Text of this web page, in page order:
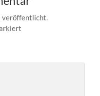
veröffentlicht.